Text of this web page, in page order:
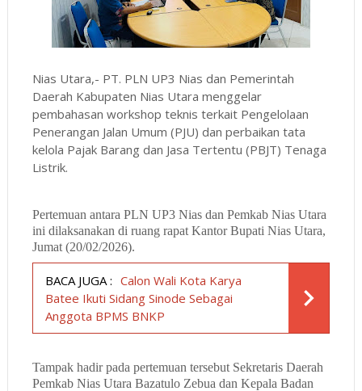
Nias Utara,- PT. PLN UP3 Nias dan Pemerintah
Daerah Kabupaten Nias Utara menggelar
pembahasan workshop teknis terkait Pengelolaan
Penerangan Jalan Umum (PJU) dan perbaikan tata
kelola Pajak Barang dan Jasa Tertentu (PBJT) Tenaga
Listrik.
Pertemuan antara PLN UP3 Nias dan Pemkab Nias Utara
ini dilaksanakan di ruang rapat Kantor Bupati Nias Utara,
Jumat (20/02/2026).
BACA JUGA : Calon Wali Kota Karya
Batee Ikuti Sidang Sinode Sebagai
Anggota BPMS BNKP
Tampak hadir pada pertemuan tersebut Sekretaris Daerah
Pemkab Nias Utara Bazatulo Zebua dan Kepala Badan